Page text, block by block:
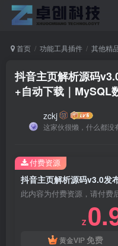
首页 功能工具插件 其他精
抖音主页解析源码
+自动下载｜MySQL
zckj
这家伙很懒，什么都没
此内容为付费资源，请付费
Z
黄金VIP 免费
付费资源